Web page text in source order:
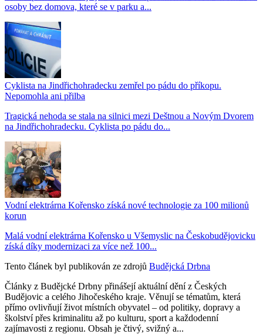
osoby bez domova, které se v parku a...
Cyklista na Jindřichohradecku zemřel po pádu do příkopu.
Nepomohla ani přilba
Tragická nehoda se stala na silnici mezi Deštnou a Novým Dvorem
na Jindřichohradecku. Cyklista po pádu do...
Vodní elektrárna Kořensko získá nové technologie za 100 milionů
korun
Malá vodní elektrárna Kořensko u Všemyslic na Českobudějovicku
získá díky modernizaci za více než 100...
Tento článek byl publikován ze zdrojů Budějcká Drbna
Články z Budějcké Drbny přinášejí aktuální dění z Českých
Budějovic a celého Jihočeského kraje. Věnují se tématům, která
přímo ovlivňují život místních obyvatel – od politiky, dopravy a
školství přes kriminalitu až po kulturu, sport a každodenní
zajímavosti z regionu. Obsah je čtivý, svižný a...